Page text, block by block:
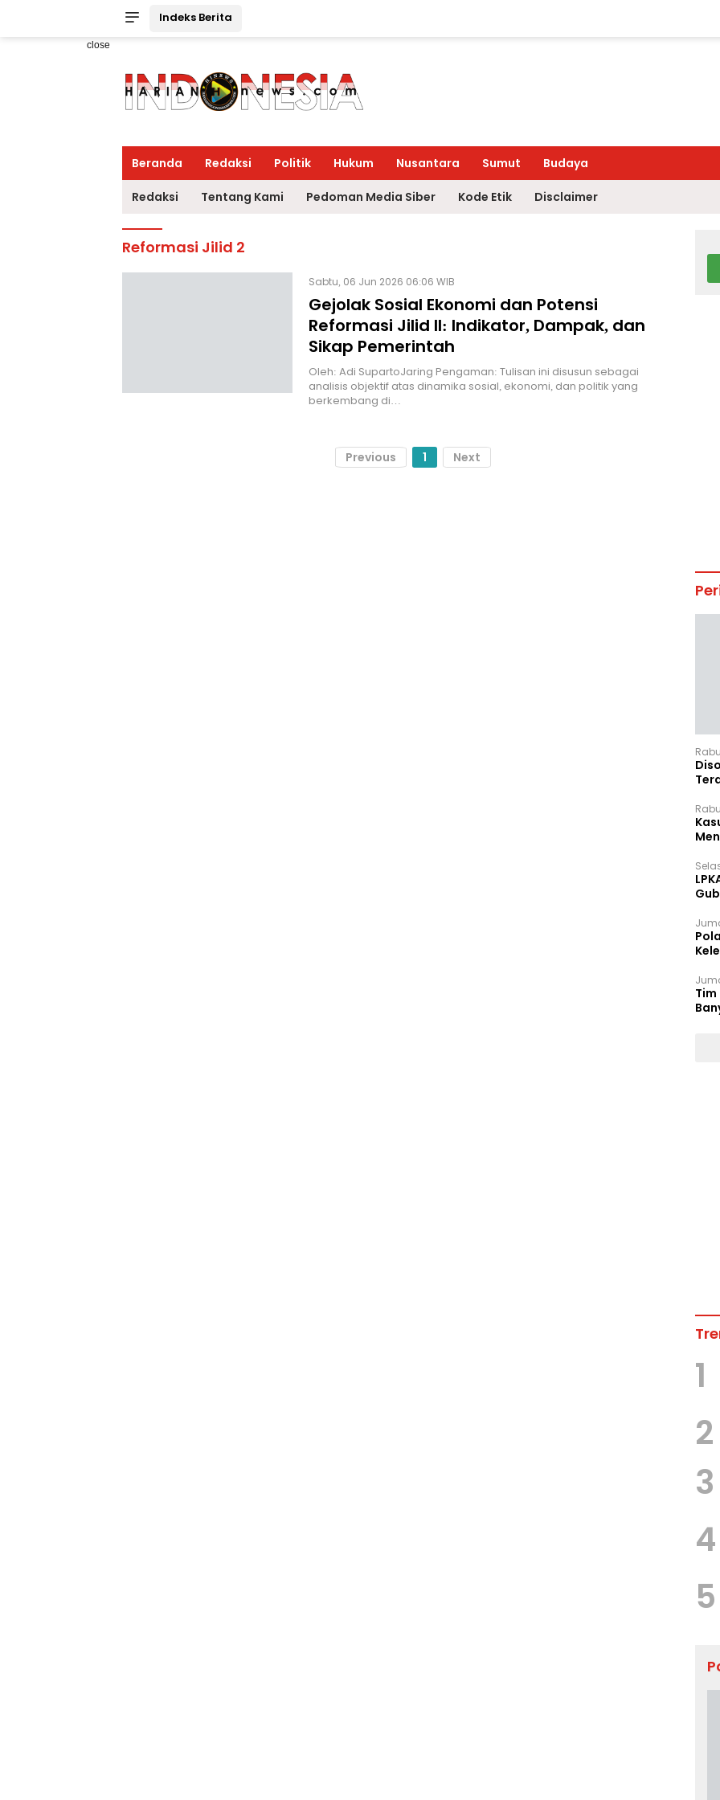
Indeks Berita
close
Beranda Redaksi Politik Hukum Nusantara Sumut Budaya
Redaksi Tentang Kami Pedoman Media Siber Kode Etik Disclaimer
Reformasi Jilid 2
Sabtu, 06 Jun 2026 06:06 WIB
Gejolak Sosial Ekonomi dan Potensi
Reformasi Jilid II: Indikator, Dampak, dan
Sikap Pemerintah
Oleh: Adi SupartoJaring Pengaman: Tulisan ini disusun sebagai
analisis objektif atas dinamika sosial, ekonomi, dan politik yang
berkembang di…
Previous 1 Next
Tim
1
2
3
4
5